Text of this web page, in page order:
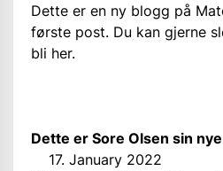
Dette er en ny blogg på
første post. Du kan gjerne
bli her.
Dette er Sore Olsen sin
17. January 2022